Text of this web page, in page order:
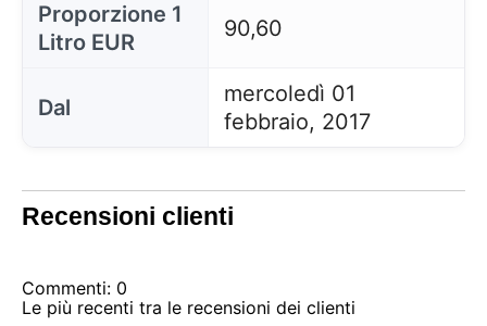
Proporzione 1
Litro EUR
90,60
Dal
mercoledì 01
febbraio, 2017
Recensioni clienti
Commenti: 0
Le più recenti tra le recensioni dei clienti